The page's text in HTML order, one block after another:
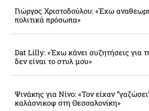
Γιώργος Χριστοδούλου: «Έχω
πολιτικά πρόσωπα»
Dat Lilly: «Έχω κάνει συζητήσεις για
δεν είναι το στυλ μου»
Ψινάκης για Νίνο: «Τον είχαν
καλάσνικοφ στη Θεσσαλονίκη»